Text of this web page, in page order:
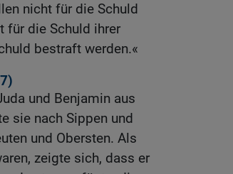
nicht für die Schuld
für die Schuld ihrer
bestraft werden.«
)
und Benjamin aus
sie nach Sippen und
und Obersten. Als
zeigte sich, dass er